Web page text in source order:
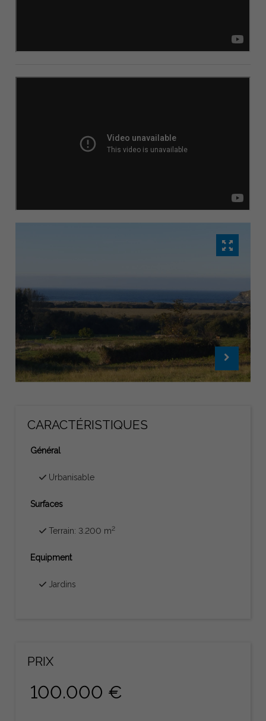
CARACTÉRISTIQUES
Général
Urbanisable
Surfaces
Terrain: 3.200 m2
Equipment
Jardins
PRIX
100.000 €